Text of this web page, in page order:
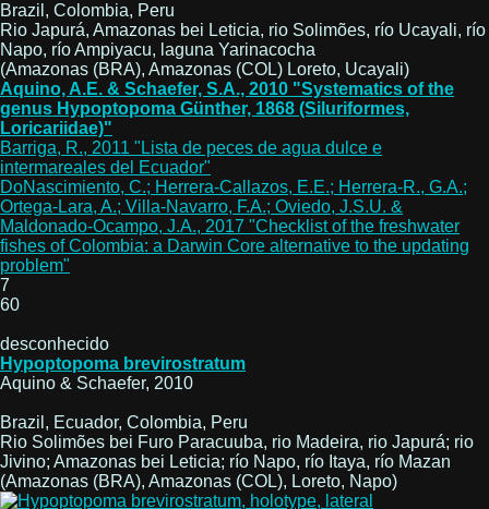
Brazil, Colombia, Peru
Rio Japurá, Amazonas bei Leticia, rio Solimões, río Ucayali, río
Napo, río Ampiyacu, laguna Yarinacocha
(Amazonas (BRA), Amazonas (COL) Loreto, Ucayali)
Aquino, A.E. & Schaefer, S.A., 2010 "Systematics of the
genus Hypoptopoma Günther, 1868 (Siluriformes,
Loricariidae)"
Barriga, R., 2011 "Lista de peces de agua dulce e
intermareales del Ecuador"
DoNascimiento, C.; Herrera-Callazos, E.E.; Herrera-R., G.A.;
Ortega-Lara, A.; Villa-Navarro, F.A.; Oviedo, J.S.U. &
Maldonado-Ocampo, J.A., 2017 "Checklist of the freshwater
fishes of Colombia: a Darwin Core alternative to the updating
problem"
7
60
desconhecido
Hypoptopoma brevirostratum
Aquino & Schaefer, 2010
Brazil, Ecuador, Colombia, Peru
Rio Solimões bei Furo Paracuuba, rio Madeira, rio Japurá; rio
Jivino; Amazonas bei Leticia; río Napo, río Itaya, río Mazan
(Amazonas (BRA), Amazonas (COL), Loreto, Napo)